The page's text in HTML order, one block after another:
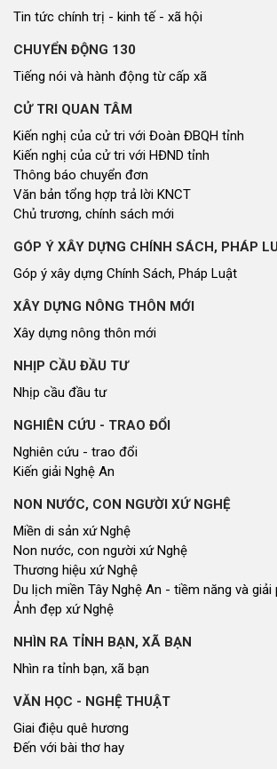
Tin tức chính trị - kinh tế - xã hội
CHUYỂN ĐỘNG 130
Tiếng nói và hành động từ cấp xã
CỬ TRI QUAN TÂM
Kiến nghị của cử tri với Đoàn ĐBQH tỉnh
Kiến nghị của cử tri với HĐND tỉnh
Thông báo chuyển đơn
Văn bản tổng hợp trả lời KNCT
Chủ trương, chính sách mới
GÓP Ý XÂY DỰNG CHÍNH SÁCH, PHÁP
Góp ý xây dựng Chính Sách, Pháp Luật
XÂY DỰNG NÔNG THÔN MỚI
Xây dựng nông thôn mới
NHỊP CẦU ĐẦU TƯ
Nhịp cầu đầu tư
NGHIÊN CỨU - TRAO ĐỔI
Nghiên cứu - trao đổi
Kiến giải Nghệ An
NON NƯỚC, CON NGƯỜI XỨ NGHỆ
Miền di sản xứ Nghệ
Non nước, con người xứ Nghệ
Thương hiệu xứ Nghệ
Du lịch miền Tây Nghệ An - tiềm năng và giải
Ảnh đẹp xứ Nghệ
NHÌN RA TỈNH BẠN, XÃ BẠN
Nhìn ra tỉnh bạn, xã bạn
VĂN HỌC - NGHỆ THUẬT
Giai điệu quê hương
Đến với bài thơ hay